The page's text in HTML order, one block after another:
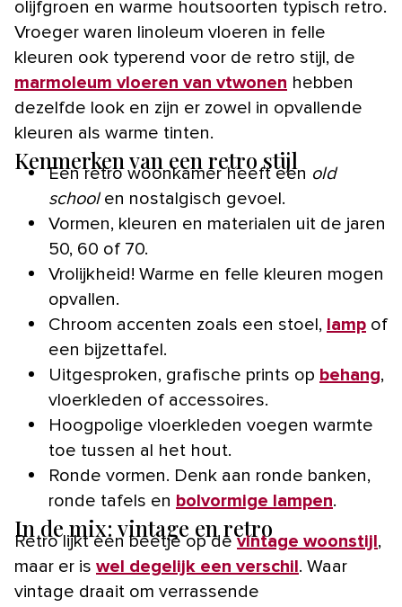
olijfgroen en warme houtsoorten typisch retro.
Vroeger waren linoleum vloeren in felle
kleuren ook typerend voor de retro stijl, de
marmoleum vloeren van vtwonen hebben
dezelfde look en zijn er zowel in opvallende
kleuren als warme tinten.
Kenmerken van een retro stijl
Een retro woonkamer heeft een old
school en nostalgisch gevoel.
Vormen, kleuren en materialen uit de jaren
50, 60 of 70.
Vrolijkheid! Warme en felle kleuren mogen
opvallen.
Chroom accenten zoals een stoel, lamp of
een bijzettafel.
Uitgesproken, grafische prints op behang,
vloerkleden of accessoires.
Hoogpolige vloerkleden voegen warmte
toe tussen al het hout.
Ronde vormen. Denk aan ronde banken,
ronde tafels en bolvormige lampen.
In de mix: vintage en retro
Retro lijkt een beetje op devintage woonstijl ,
maar er is wel degelijk een verschil . Waar
vintage draait om verrassende